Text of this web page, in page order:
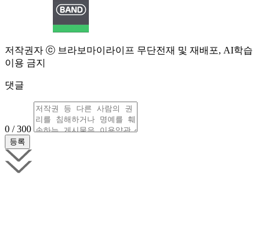
저작권자 ⓒ 브라보마이라이프 무단전재 및 재배포, AI학습
이용 금지
댓글
0 / 300